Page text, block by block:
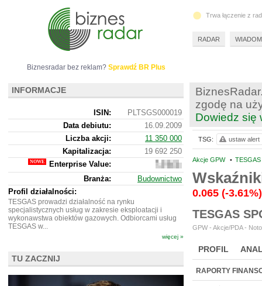
zgodę na
Dowiedz się
Akcje GPW •
0.065 (-3.61%)
TESGAS
GPW - Akcje/PDA -
PROFIL
BR LAB
RAPORTY
TSG: ustaw alert
Biznesradar bez reklam? Sprawdź BR Plus
INFORMACJE
ISIN:
PLTSGS000019
Data debiutu:
16.09.2009
Liczba akcji:
11 350 000
Kapitalizacja:
19 692 250
Enterprise Value:
20
154
250
Branża:
Budownictwo
Profil działalności:
TESGAS prowadzi działalność na rynku
specjalistycznych usług w zakresie eksploatacji i
wykonawstwa obiektów gazowych. Odbiorcami usług
TESGAS w...
więcej »
TU ZACZNIJ
Trwa łączenie z
RADAR